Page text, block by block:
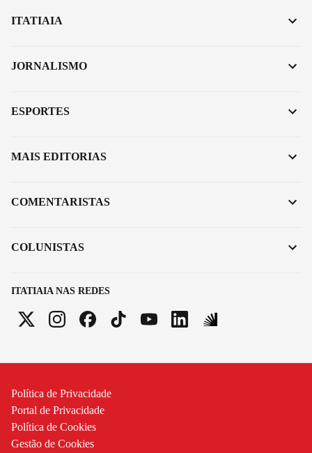
ITATIAIA NAS REDES
ITATIAIA
JORNALISMO
ESPORTES
MAIS EDITORIAS
COMENTARISTAS
COLUNISTAS
Política de Privacidade
Portal de Privacidade
Política de Cookies
Gestão de Cookies